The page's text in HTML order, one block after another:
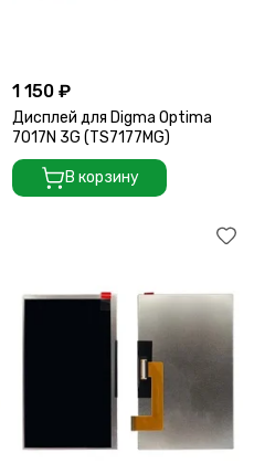
1 150 ₽
Дисплей для Digma Optima
7017N 3G (TS7177MG)
В корзину